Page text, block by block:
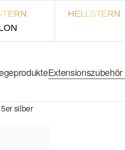
HELLSTERN
Extensionszubehör